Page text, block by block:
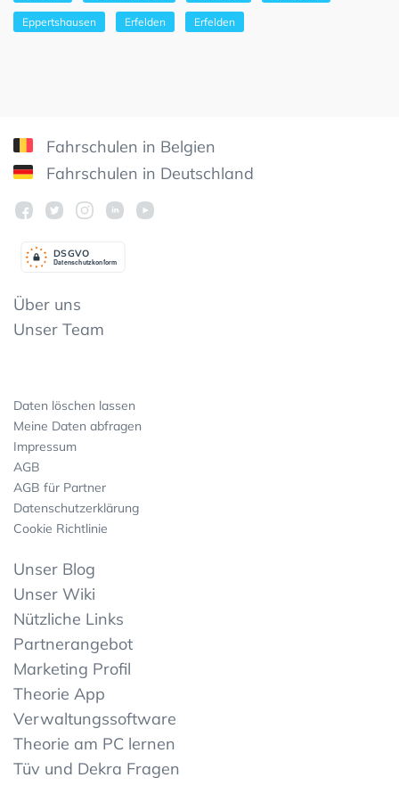
Eppertshausen Erfelden Erfelden
Fahrschulen in Belgien
Fahrschulen in Deutschland
Datenschutzkonform
DSGVO
Über uns
Unser Team
Daten löschen lassen
Meine Daten abfragen
Impressum
AGB
AGB für Partner
Datenschutzerklärung
Cookie Richtlinie
Unser Blog
Unser Wiki
Nützliche Links
Partnerangebot
Marketing Profil
Theorie App
Verwaltungssoftware
Theorie am PC lernen
Tüv und Dekra Fragen